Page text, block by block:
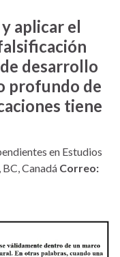
aplicar el
desarrollo
profundo de
tiene
en Estudios
Canadá Correo: